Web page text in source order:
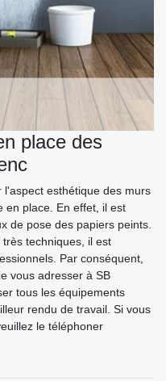
place des
esthétique des murs
en place. En effet, il est
de pose des papiers peints.
techniques, il est
Par conséquent,
vous adresser à SB
tous les équipements
rendu de travail. Si vous
le téléphoner